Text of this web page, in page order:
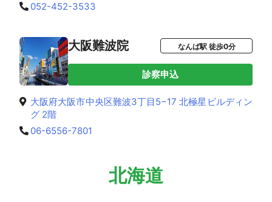
052-452-3533
大阪難波院 なんば駅 徒歩0分
診察申込
大阪府大阪市中央区難波3丁目5−17 北極星ビルディン
グ 2階
06-6556-7801
北海道